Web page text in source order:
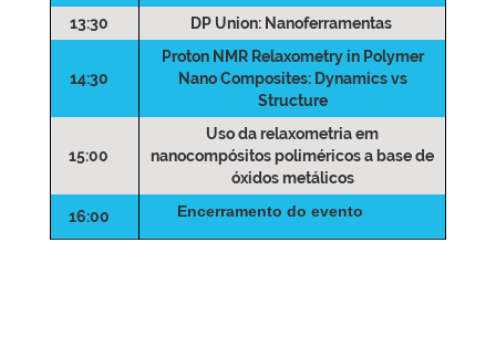
13:30
DP Union: Nanoferramentas
14:30
Proton NMR Relaxometry in Polymer
Nano Composites: Dynamics vs
Structure
15:00
Uso da relaxometria em
nanocompósitos poliméricos a base de
óxidos metálicos
16:00 Encerramento do evento